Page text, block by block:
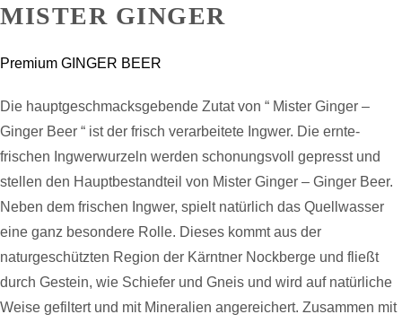
MISTER GINGER
Premium GINGER BEER
Die hauptgeschmacksgebende Zutat von “ Mister Ginger –
Ginger Beer “ ist der frisch verarbeitete Ingwer. Die ernte-
frischen Ingwerwurzeln werden schonungsvoll gepresst und
stellen den Hauptbestandteil von Mister Ginger – Ginger Beer.
Neben dem frischen Ingwer, spielt natürlich das Quellwasser
eine ganz besondere Rolle. Dieses kommt aus der
naturgeschützten Region der Kärntner Nockberge und fließt
durch Gestein, wie Schiefer und Gneis und wird auf natürliche
Weise gefiltert und mit Mineralien angereichert. Zusammen mit